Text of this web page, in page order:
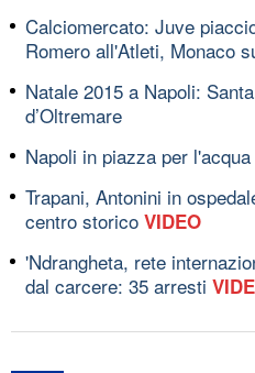
Calciomercato: Juve
Romero all'Atleti, Monaco
Natale 2015 a Napoli:
d’Oltremare
Napoli in piazza per
Trapani, Antonini in
centro storico VIDEO
'Ndrangheta, rete
dal carcere: 35 arresti